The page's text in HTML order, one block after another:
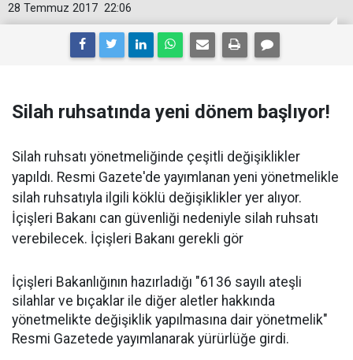
22:06
28 Temmuz 2017
Silah ruhsatında yeni dönem başlıyor!
Silah ruhsatı yönetmeliğinde çeşitli değişiklikler
yapıldı. Resmi Gazete'de yayımlanan yeni yönetmelikle
silah ruhsatıyla ilgili köklü değişiklikler yer alıyor.
İçişleri Bakanı can güvenliği nedeniyle silah ruhsatı
verebilecek. İçişleri Bakanı gerekli gör
İçişleri Bakanlığının hazırladığı "6136 sayılı ateşli
silahlar ve bıçaklar ile diğer aletler hakkında
yönetmelikte değişiklik yapılmasına dair yönetmelik"
Resmi Gazetede yayımlanarak yürürlüğe girdi.